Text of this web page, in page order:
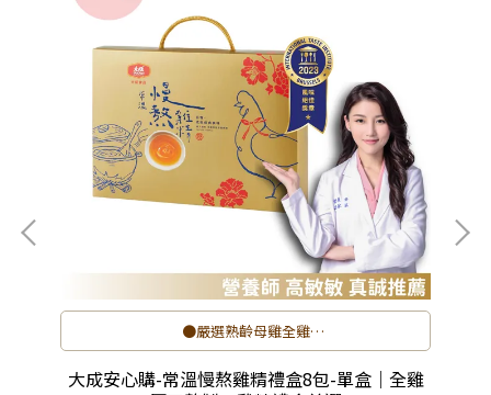
●嚴選熟齡母雞全雞
●十五年雞精製造職人工法
●蛋白質與胺基酸，無傳統雞精的腥味
大成安心購-常溫慢熬雞精禮盒8包-單盒｜全雞